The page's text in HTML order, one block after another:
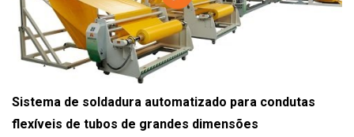
Sistema de soldadura automatizado para condutas
flexíveis de tubos de grandes dimensões